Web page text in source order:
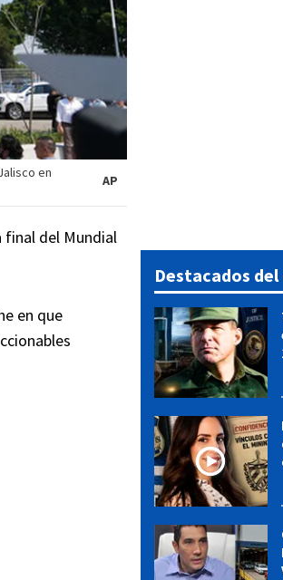
en
AP
final del Mundial
en que
Destacados del